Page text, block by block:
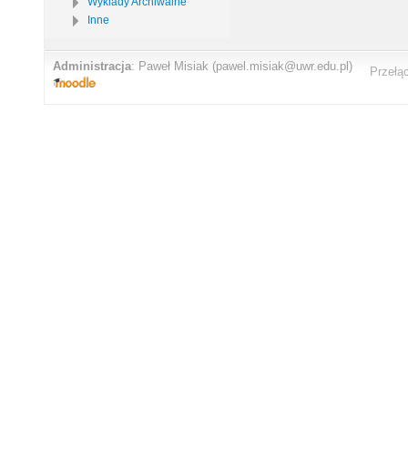
Inne
Administracja: Paweł Misiak (pawel.misiak@uwr.edu.pl)